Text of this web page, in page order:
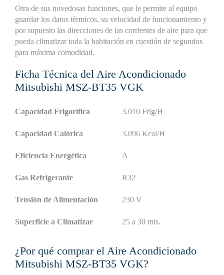
Otra de sus novedosas funciones, que le permite al equipo
guardar los datos térmicos, su velocidad de funcionamiento y
por supuesto las direcciones de las corrientes de aire para que
pueda climatizar toda la habitación en cuestión de segundos
para máxima comodidad.
Ficha Técnica del Aire Acondicionado
Mitsubishi MSZ-BT35 VGK
Capacidad Frigorífica 3.010 Frig/H
Capacidad Calórica 3.096 Kcal/H
Eficiencia Energética A
Gas Refrigerante R32
Tensión de Alimentación 230 V
Superficie a Climatizar 25 a 30 mts.
¿Por qué comprar el Aire Acondicionado
Mitsubishi MSZ-BT35 VGK?